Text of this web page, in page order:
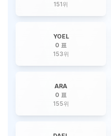
151위
YOEL
0 표
153위
ARA
0 표
155위